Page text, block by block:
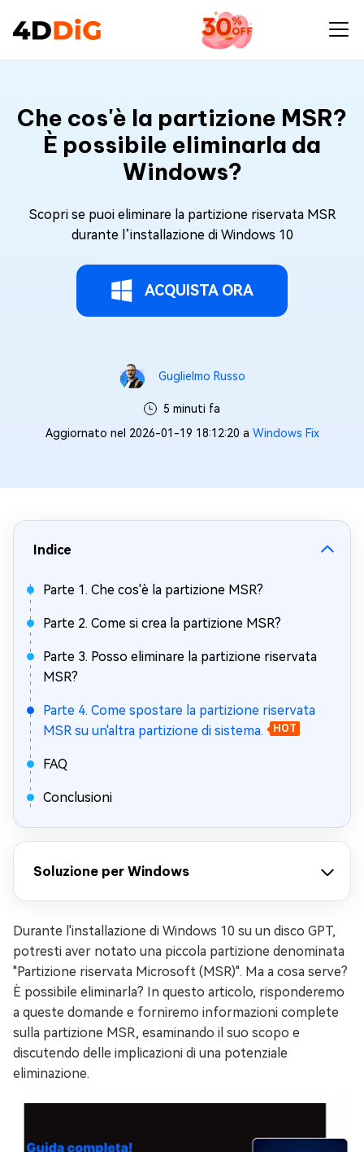
Che cos'è la partizione MSR?
È possibile eliminarla da
Windows?
Scopri se puoi eliminare la partizione riservata MSR
durante l’installazione di Windows 10
ACQUISTA ORA
Guglielmo Russo
5 minuti fa
Aggiornato nel 2026-01-19 18:12:20 a Windows Fix
Indice
Parte 1. Che cos'è la partizione MSR?
Parte 2. Come si crea la partizione MSR?
Parte 3. Posso eliminare la partizione riservata
MSR?
Parte 4. Come spostare la partizione riservata
MSR su un'altra partizione di sistema.
HOT
FAQ
Conclusioni
Soluzione per Windows
Durante l'installazione di Windows 10 su un disco GPT,
potresti aver notato una piccola partizione denominata
"Partizione riservata Microsoft (MSR)". Ma a cosa serve?
È possibile eliminarla? In questo articolo, risponderemo
a queste domande e forniremo informazioni complete
sulla partizione MSR, esaminando il suo scopo e
discutendo delle implicazioni di una potenziale
eliminazione.